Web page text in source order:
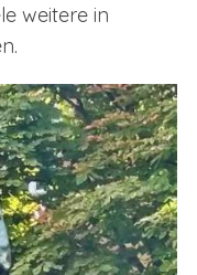
weitere in